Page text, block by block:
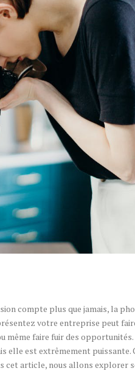
compte plus que jamais, la
votre entreprise peut
même faire fuir des opportunités.
elle est extrêmement puissante.
cet article, nous allons explorer